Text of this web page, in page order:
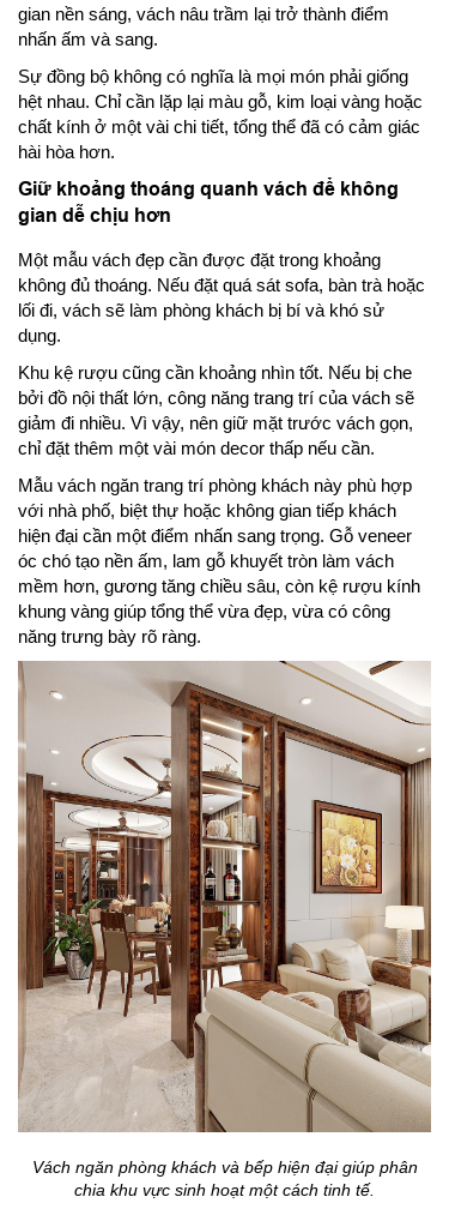
gian nền sáng, vách nâu trầm lại trở thành điểm
nhấn ấm và sang.
Sự đồng bộ không có nghĩa là mọi món phải giống
hệt nhau. Chỉ cần lặp lại màu gỗ, kim loại vàng hoặc
chất kính ở một vài chi tiết, tổng thể đã có cảm giác
hài hòa hơn.
Giữ khoảng thoáng quanh vách để không
gian dễ chịu hơn
Một mẫu vách đẹp cần được đặt trong khoảng
không đủ thoáng. Nếu đặt quá sát sofa, bàn trà hoặc
lối đi, vách sẽ làm phòng khách bị bí và khó sử
dụng.
Khu kệ rượu cũng cần khoảng nhìn tốt. Nếu bị che
bởi đồ nội thất lớn, công năng trang trí của vách sẽ
giảm đi nhiều. Vì vậy, nên giữ mặt trước vách gọn,
chỉ đặt thêm một vài món decor thấp nếu cần.
Mẫu vách ngăn trang trí phòng khách này phù hợp
với nhà phố, biệt thự hoặc không gian tiếp khách
hiện đại cần một điểm nhấn sang trọng. Gỗ veneer
óc chó tạo nền ấm, lam gỗ khuyết tròn làm vách
mềm hơn, gương tăng chiều sâu, còn kệ rượu kính
khung vàng giúp tổng thể vừa đẹp, vừa có công
năng trưng bày rõ ràng.
Vách ngăn phòng khách và bếp hiện đại giúp phân
chia khu vực sinh hoạt một cách tinh tế.